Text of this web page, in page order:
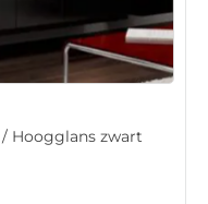
Hoogglans zwart